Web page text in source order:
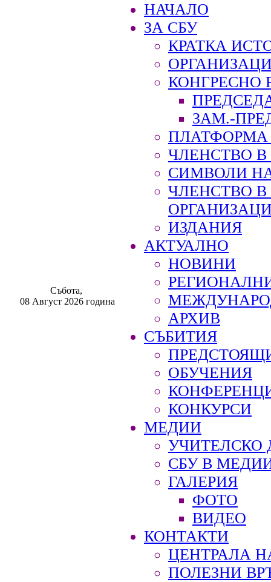
Събота,
08 Август 2026 година
НАЧАЛО
ЗА СБУ
КРАТКА
КОНГРЕСНО
ЗАМ.-
ПЛАТФОРМА
ЧЛЕНСТВО В
СИМВОЛИ
ЧЛЕНСТВО
ИЗДАНИЯ
АКТУАЛНО
НОВИНИ
АРХИВ
СЪБИТИЯ
ОБУЧЕНИЯ
КОНКУРСИ
МЕДИИ
УЧИТЕЛСКО
СБУ В
ГАЛЕРИЯ
ФОТО
ВИДЕО
КОНТАКТИ
ЦЕНТРАЛА
ПОЛЕЗНИ